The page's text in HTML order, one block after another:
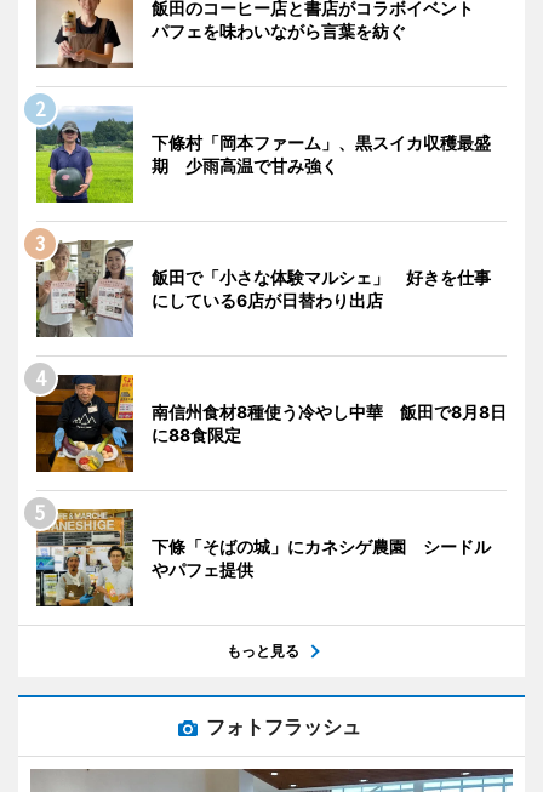
飯田のコーヒー店と書店がコラボイベント
パフェを味わいながら言葉を紡ぐ
下條村「岡本ファーム」、黒スイカ収穫最盛
期 少雨高温で甘み強く
飯田で「小さな体験マルシェ」 好きを仕事
にしている6店が日替わり出店
南信州食材8種使う冷やし中華 飯田で8月8日
に88食限定
下條「そばの城」にカネシゲ農園 シードル
やパフェ提供
もっと見る
フォトフラッシュ